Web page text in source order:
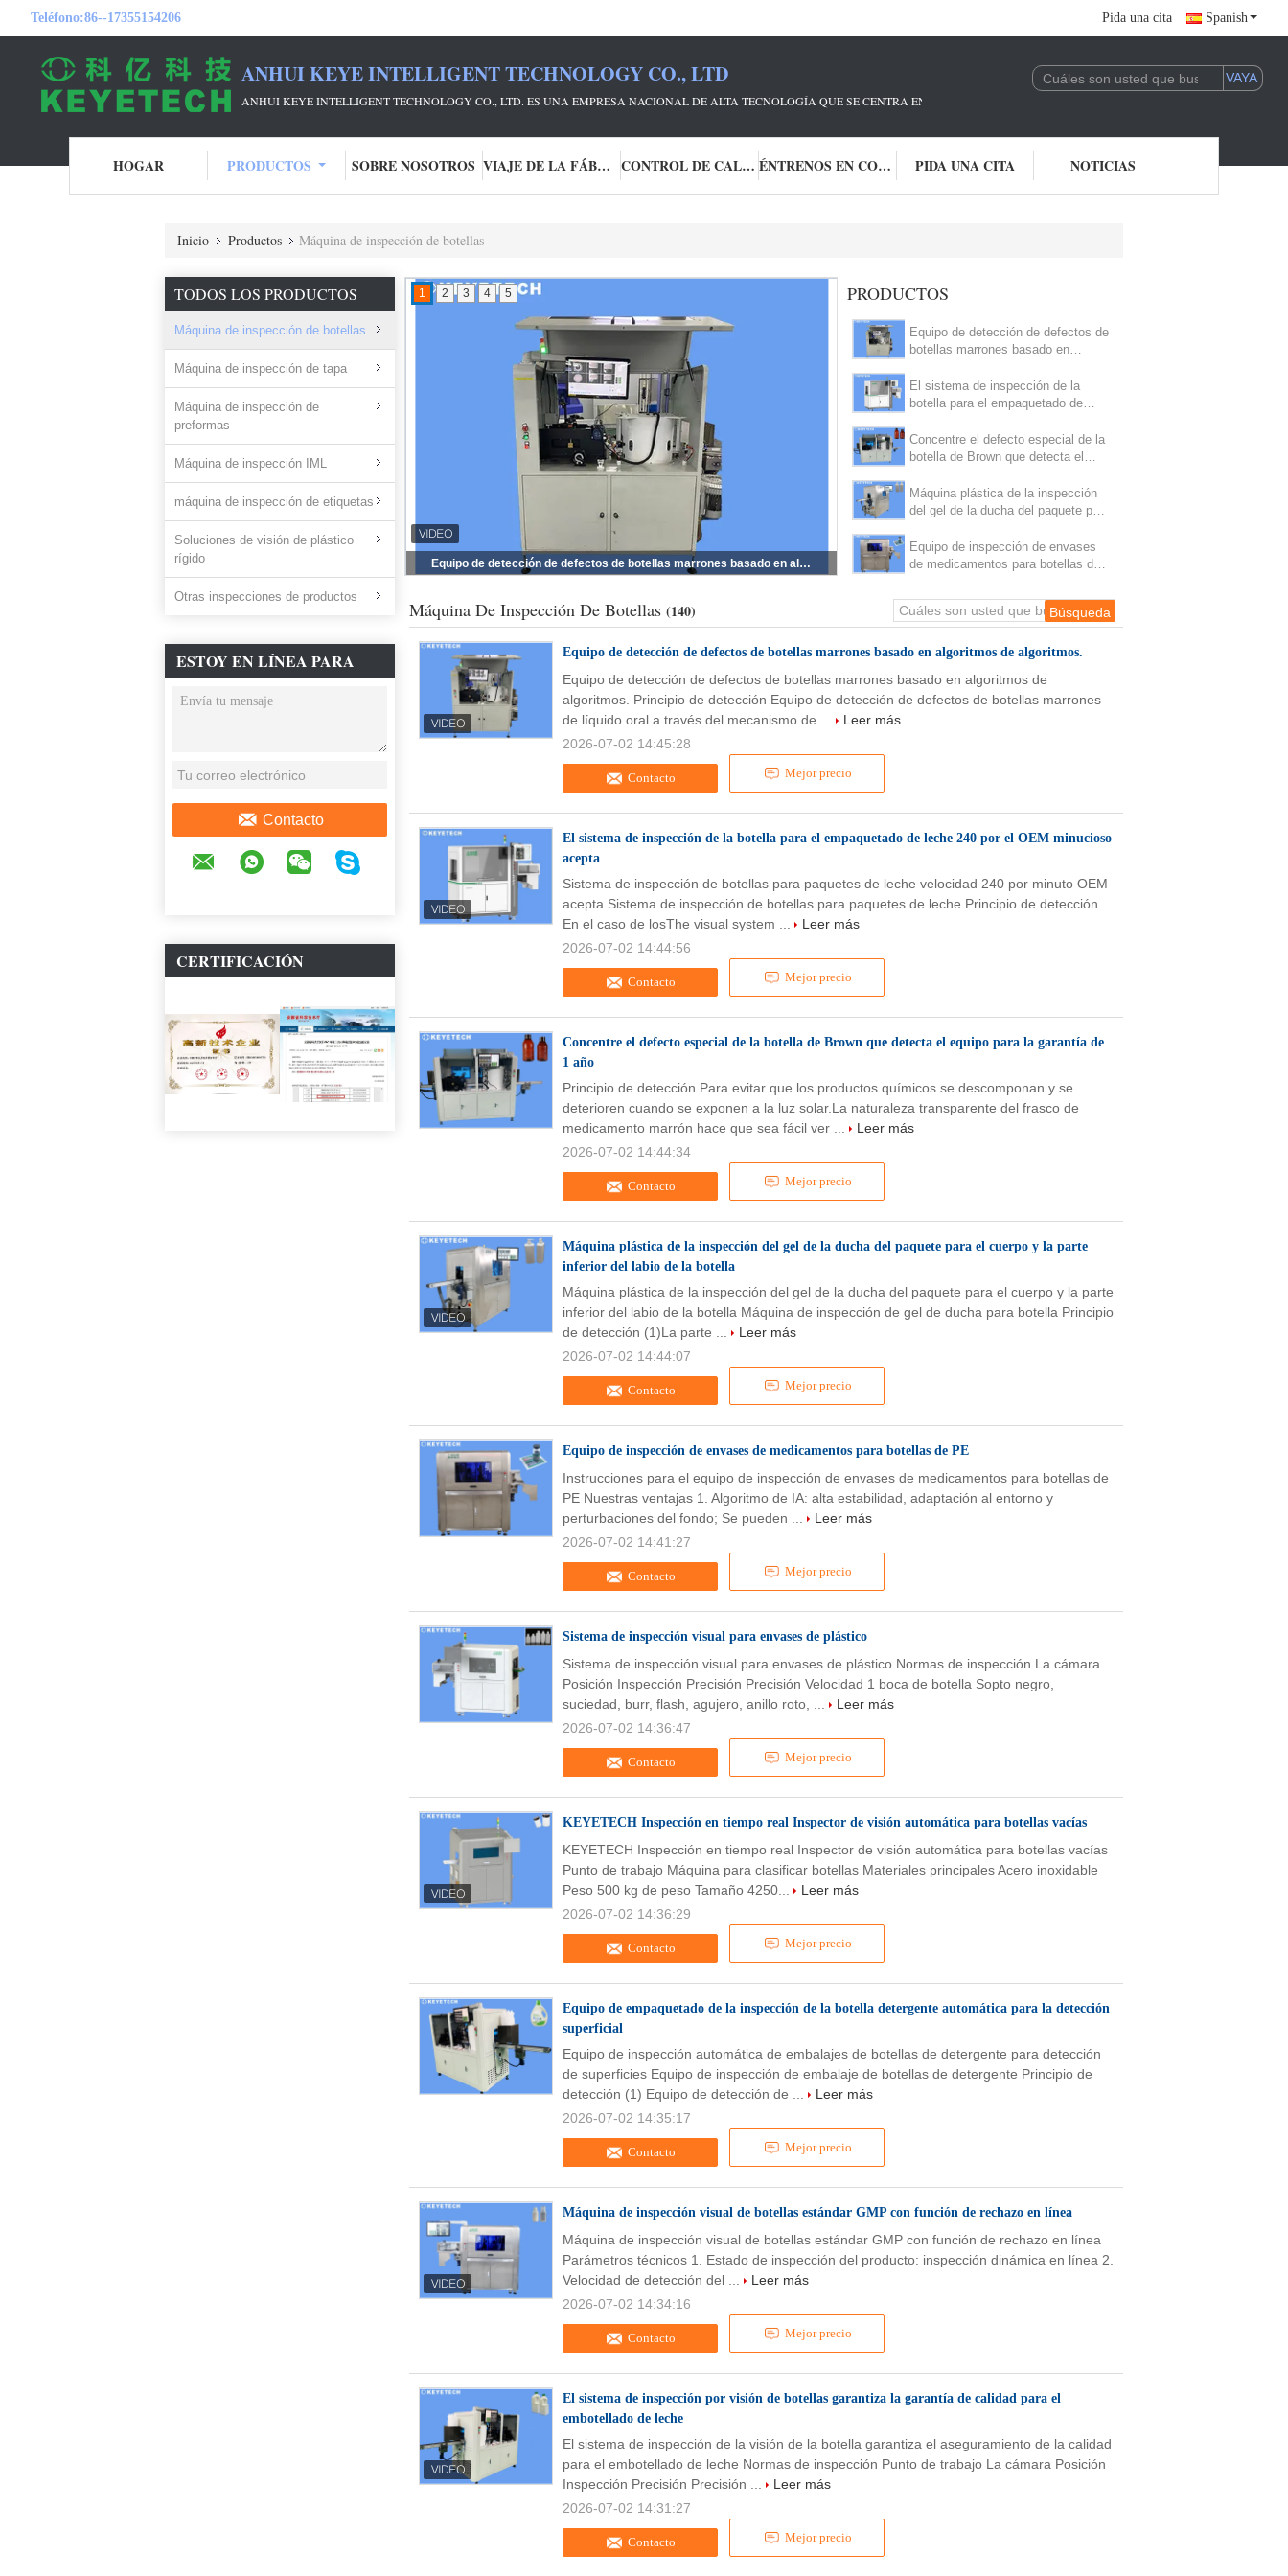
Teléfono:86--17355154206 Pida una cita Spanish
ANHUI KEYE INTELLIGENT TECHNOLOGY CO., LTD
ANHUI KEYE INTELLIGENT TECHNOLOGY CO., LTD. ES UNA EMPRESA NACIONAL DE ALTA TECNOLOGÍA QUE SE CENTRA EN LA I + D Y LA APLICACIÓN DE LA TECNOLOGÍA DE
HOGAR PRODUCTOS SOBRE NOSOTROS VIAJE DE LA FÁBRICA CONTROL DE CALIDAD ÉNTRENOS EN CONTACTO CON PIDA UNA CITA NOTICIAS
Inicio Productos Máquina de inspección de botellas
TODOS LOS PRODUCTOS
Máquina de inspección de botellas
Máquina de inspección de tapa
Máquina de inspección de
preformas
Máquina de inspección IML
máquina de inspección de etiquetas
Soluciones de visión de plástico
rígido
Otras inspecciones de productos
ESTOY EN LÍNEA PARA
CHATEAR AHORA
Contacto
CERTIFICACIÓN
Equipo de detección de defectos de botellas marrones basado en algoritmos de algoritmos.
1 2 3 4 5 PRODUCTOS
Equipo de detección de defectos de
botellas marrones basado en
El sistema de inspección de la
botella para el empaquetado de
acepta
Concentre el defecto especial de la
botella de Brown que detecta el
Máquina plástica de la inspección
del gel de la ducha del paquete para
de la botella
Equipo de inspección de envases
de medicamentos para botellas de
Máquina De Inspección De Botellas (140)
Equipo de detección de defectos de botellas marrones basado en algoritmos de algoritmos.
Contacto Mejor precio
Equipo de detección de defectos de botellas marrones basado en algoritmos de
algoritmos. Principio de detección Equipo de detección de defectos de botellas marrones
de líquido oral a través del mecanismo de ...
Leer más
2026-07-02 14:45:28
El sistema de inspección de la botella para el empaquetado de leche 240 por el OEM minucioso
acepta
Contacto Mejor precio
Sistema de inspección de botellas para paquetes de leche velocidad 240 por minuto OEM
acepta Sistema de inspección de botellas para paquetes de leche Principio de detección
En el caso de losThe visual system ...
Leer más
2026-07-02 14:44:56
Concentre el defecto especial de la botella de Brown que detecta el equipo para la garantía de
1 año
Contacto Mejor precio
Principio de detección Para evitar que los productos químicos se descomponan y se
deterioren cuando se exponen a la luz solar.La naturaleza transparente del frasco de
medicamento marrón hace que sea fácil ver ...
Leer más
2026-07-02 14:44:34
Máquina plástica de la inspección del gel de la ducha del paquete para el cuerpo y la parte
inferior del labio de la botella
Contacto Mejor precio
Máquina plástica de la inspección del gel de la ducha del paquete para el cuerpo y la parte
inferior del labio de la botella Máquina de inspección de gel de ducha para botella Principio
de detección (1)La parte ...
Leer más
2026-07-02 14:44:07
Equipo de inspección de envases de medicamentos para botellas de PE
Contacto Mejor precio
Instrucciones para el equipo de inspección de envases de medicamentos para botellas de
PE Nuestras ventajas 1. Algoritmo de IA: alta estabilidad, adaptación al entorno y
perturbaciones del fondo; Se pueden ...
Leer más
2026-07-02 14:41:27
Sistema de inspección visual para envases de plástico
Contacto Mejor precio
Sistema de inspección visual para envases de plástico Normas de inspección La cámara
Posición Inspección Precisión Precisión Velocidad 1 boca de botella Sopto negro,
suciedad, burr, flash, agujero, anillo roto, ...
Leer más
2026-07-02 14:36:47
KEYETECH Inspección en tiempo real Inspector de visión automática para botellas vacías
Contacto Mejor precio
KEYETECH Inspección en tiempo real Inspector de visión automática para botellas vacías
Punto de trabajo Máquina para clasificar botellas Materiales principales Acero inoxidable
Peso 500 kg de peso Tamaño 4250...
Leer más
2026-07-02 14:36:29
Equipo de empaquetado de la inspección de la botella detergente automática para la detección
superficial
Contacto Mejor precio
Equipo de inspección automática de embalajes de botellas de detergente para detección
de superficies Equipo de inspección de embalaje de botellas de detergente Principio de
detección (1) Equipo de detección de ...
Leer más
2026-07-02 14:35:17
Máquina de inspección visual de botellas estándar GMP con función de rechazo en línea
Contacto Mejor precio
Máquina de inspección visual de botellas estándar GMP con función de rechazo en línea
Parámetros técnicos 1. Estado de inspección del producto: inspección dinámica en línea 2.
Velocidad de detección del ...
Leer más
2026-07-02 14:34:16
El sistema de inspección por visión de botellas garantiza la garantía de calidad para el
embotellado de leche
Contacto Mejor precio
El sistema de inspección de la visión de la botella garantiza el aseguramiento de la calidad
para el embotellado de leche Normas de inspección Punto de trabajo La cámara Posición
Inspección Precisión Precisión ...
Leer más
2026-07-02 14:31:27